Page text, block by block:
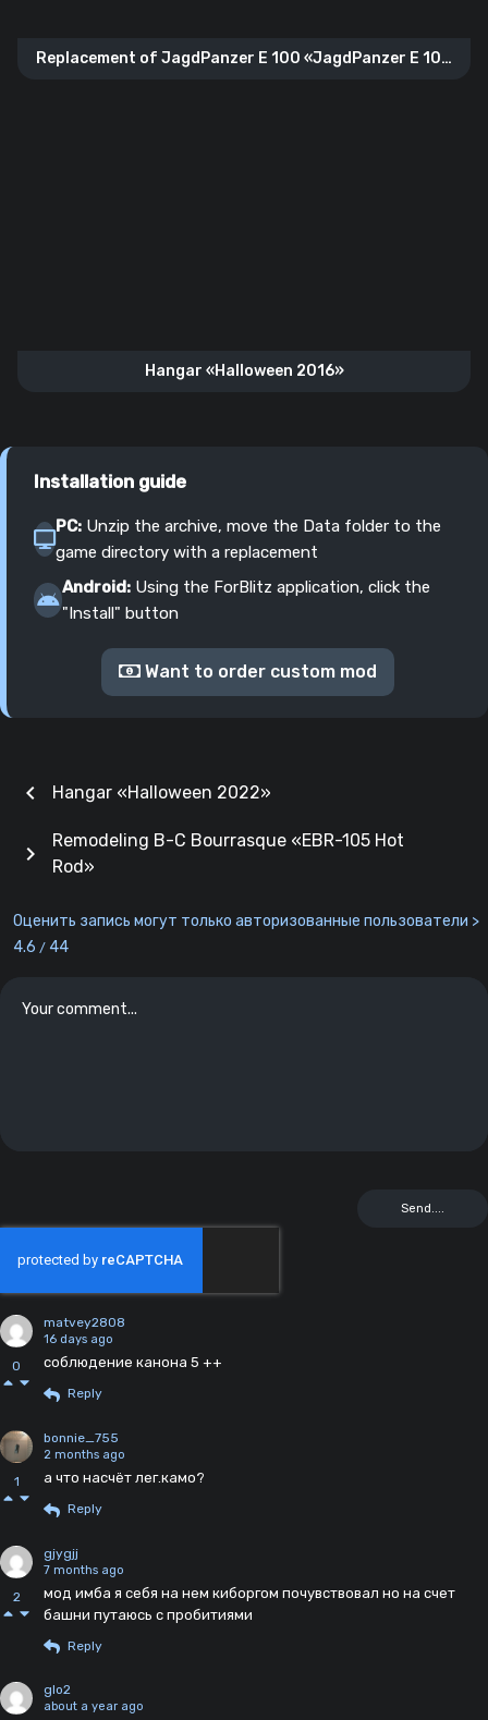
Replacement of JagdPanzer E 100 «JagdPanzer E 100
Hangar «Halloween 2016»
Installation guide
PC: Unzip the archive, move the Data folder to the
game directory with a replacement
Android: Using the ForBlitz application, click the
"Install" button
Want to order custom mod
chevron_left Hangar «‎Halloween 2022»
Remodeling B-C Bourrasque «EBR-105 Hot
Rod»
chevron_right
Оценить запись могут только авторизованные пользователи >
4.6 / 44
0
matvey2808
16 days ago
соблюдение канона 5 ++
Reply
1
bonnie_755
2 months ago
а что насчёт лег.камо?
Reply
2
gjygjj
7 months ago
мод имба я себя на нем киборгом почувствовал но на счет
башни путаюсь с пробитиями
Reply
glo2
about a year ago